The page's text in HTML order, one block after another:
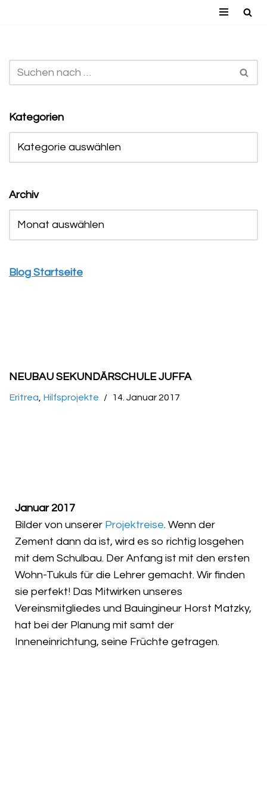
springen
Kategorien
Archiv
Blog Startseite
NEUBAU SEKUNDÄRSCHULE JUFFA
Eritrea Hilfsprojekte 14. Januar 2017
Januar 2017
Bilder von unserer Projektreise. Wenn der
Zement dann da ist, wird es so richtig losgehen
mit dem Schulbau. Der Anfang ist mit den ersten
Wohn-Tukuls für die Lehrer gemacht. Wir finden
sie perfekt! Das Mitwirken unseres
Vereinsmitgliedes und Bauingineur Horst Matzky,
hat bei der Planung mit samt der
Inneneinrichtung, seine Früchte getragen.